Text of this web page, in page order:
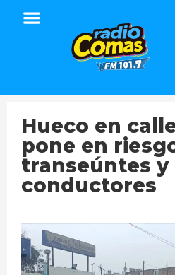
Hueco en
pone en
transeúntes y
conductores